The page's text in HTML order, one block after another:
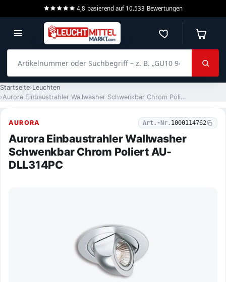
4,8 basierend auf 10.533 Bewertungen
Merkzettel
Startseite Leuchten
Aurora Einbaustrahler Wallwasher Schwenkbar Chrom Poliert AU-DLL314PC
AURORA Art.-Nr. 1000114762
Aurora Einbaustrahler Wallwasher
Schwenkbar Chrom Poliert AU-
DLL314PC